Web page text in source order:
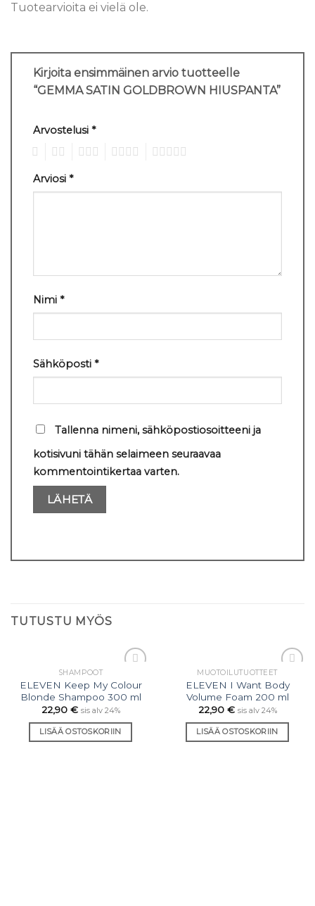
Tuotearvioita ei vielä ole.
Kirjoita ensimmäinen arvio tuotteelle
“GEMMA SATIN GOLDBROWN HIUSPANTA”
Arvostelusi *
Arviosi *
Nimi *
Sähköposti *
Tallenna nimeni, sähköpostiosoitteeni ja
kotisivuni tähän selaimeen seuraavaa
kommentointikertaa varten.
TUTUSTU MYÖS
Lisää
toivelistaan
SHAMPOOT
ELEVEN Keep My Colour
Blonde Shampoo 300 ml
22,90 € sis alv 24%
LISÄÄ OSTOSKORIIN
Lisää
toivelistaan
MUOTOILU­TUOTTEET
ELEVEN I Want Body
Volume Foam 200 ml
22,90 € sis alv 24%
LISÄÄ OSTOSKORIIN